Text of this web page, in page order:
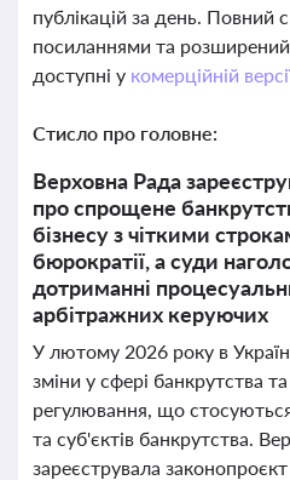
публікацій за день.
посиланнями та
доступні у комерційній
Стисло про головне:
Верховна Рада
про спрощене
бізнесу з чіткими
бюрократії, а суди
дотриманні
арбітражних керуючих
У лютому 2026 року в
зміни у сфері банкрутства
регулювання, що
та суб'єктів банкрутства.
зареєструвала